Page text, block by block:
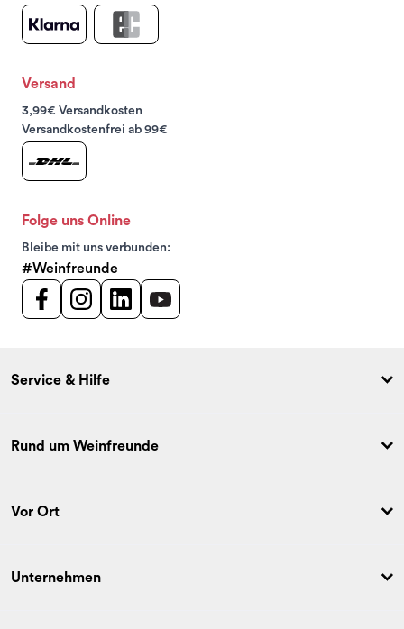
Versand
3,99€ Versandkosten
Versandkostenfrei ab 99€
Folge uns Online
Bleibe mit uns verbunden:
#Weinfreunde
Service & Hilfe
Rund um Weinfreunde
Vor Ort
Unternehmen